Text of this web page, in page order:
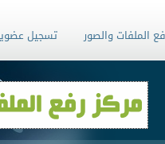
الملفات والصور تسجيل